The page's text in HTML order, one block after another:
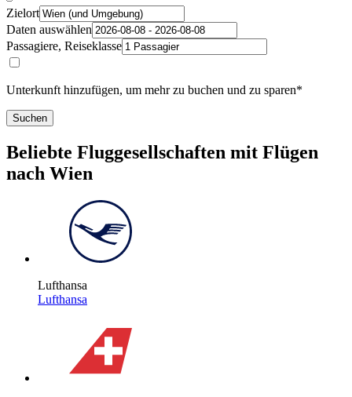
Zielort
Daten auswählen
Passagiere, Reiseklasse
Unterkunft hinzufügen, um mehr zu buchen und zu sparen*
Suchen
Beliebte Fluggesellschaften mit Flügen
nach Wien
Lufthansa
Lufthansa